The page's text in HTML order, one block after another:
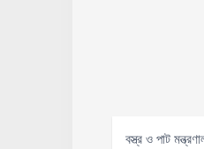
বস্ত্র ও পাট